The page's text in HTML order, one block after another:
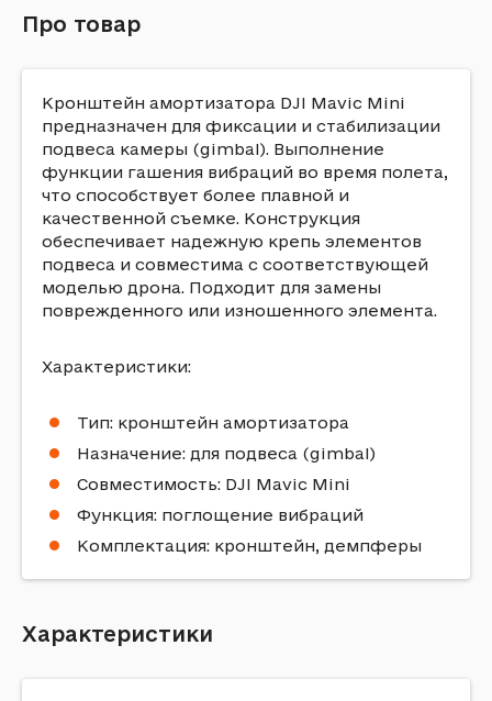
Про товар
Кронштейн амортизатора DJI Mavic Mini
предназначен для фиксации и стабилизации
подвеса камеры (gimbal). Выполнение
функции гашения вибраций во время полета,
что способствует более плавной и
качественной съемке. Конструкция
обеспечивает надежную крепь элементов
подвеса и совместима с соответствующей
моделью дрона. Подходит для замены
поврежденного или изношенного элемента.
Характеристики:
Тип: кронштейн амортизатора
Назначение: для подвеса (gimbal)
Совместимость: DJI Mavic Mini
Функция: поглощение вибраций
Комплектация: кронштейн, демпферы
Характеристики